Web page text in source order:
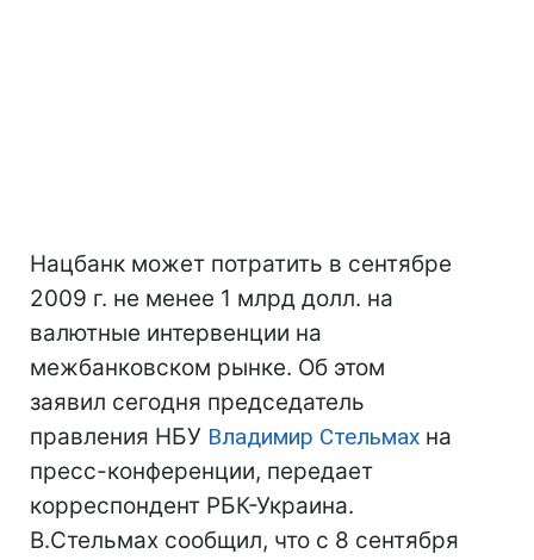
Нацбанк может потратить в сентябре
2009 г. не менее 1 млрд долл. на
валютные интервенции на
межбанковском рынке. Об этом
заявил сегодня председатель
правления НБУ Владимир Стельмах на
пресс-конференции, передает
корреспондент РБК-Украина.
В.Стельмах сообщил, что с 8 сентября